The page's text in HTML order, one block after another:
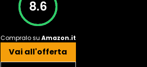
8.6
Compralo su Amazon.it
Vai all'offerta